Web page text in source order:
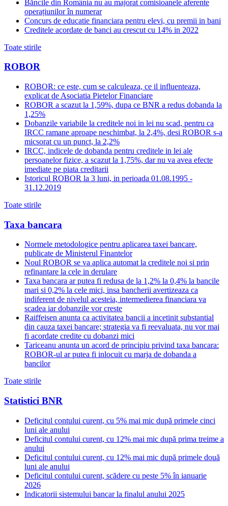
Băncile din România nu au majorat comisioanele aferente
operațiunilor în numerar
Concurs de educatie financiara pentru elevi, cu premii in bani
Creditele acordate de banci au crescut cu 14% in 2022
Toate stirile
ROBOR
ROBOR: ce este, cum se calculeaza, ce il influenteaza,
explicat de Asociatia Pietelor Financiare
ROBOR a scazut la 1,59%, dupa ce BNR a redus dobanda la
1,25%
Dobanzile variabile la creditele noi in lei nu scad, pentru ca
IRCC ramane aproape neschimbat, la 2,4%, desi ROBOR s-a
micsorat cu un punct, la 2,2%
IRCC, indicele de dobanda pentru creditele in lei ale
persoanelor fizice, a scazut la 1,75%, dar nu va avea efecte
imediate pe piata creditarii
Istoricul ROBOR la 3 luni, in perioada 01.08.1995 -
31.12.2019
Toate stirile
Taxa bancara
Normele metodologice pentru aplicarea taxei bancare,
publicate de Ministerul Finantelor
Noul ROBOR se va aplica automat la creditele noi si prin
refinantare la cele in derulare
Taxa bancara ar putea fi redusa de la 1,2% la 0,4% la bancile
mari si 0,2% la cele mici, insa bancherii avertizeaza ca
indiferent de nivelul acesteia, intermedierea financiara va
scadea iar dobanzile vor creste
Raiffeisen anunta ca activitatea bancii a incetinit substantial
din cauza taxei bancare; strategia va fi reevaluata, nu vor mai
fi acordate credite cu dobanzi mici
Tariceanu anunta un acord de principiu privind taxa bancara:
ROBOR-ul ar putea fi inlocuit cu marja de dobanda a
bancilor
Toate stirile
Statistici BNR
Deficitul contului curent, cu 5% mai mic după primele cinci
luni ale anului
Deficitul contului curent, cu 12% mai mic după prima treime a
anului
Deficitul contului curent, cu 12% mai mic după primele două
luni ale anului
Deficitul contului curent, scădere cu peste 5% în ianuarie
2026
Indicatorii sistemului bancar la finalul anului 2025